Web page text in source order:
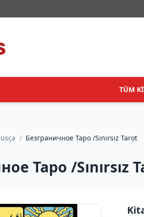
TÜM
/ Безграничное Таро /Sınırsız Tarot
Таро /Sınırsız